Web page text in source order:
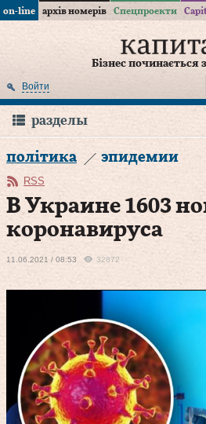
on-line архів номерів Спецпроекти
Бізнес починається
Войти
разделы
політика эпидемии
RSS
В Украине 1603
коронавируса
11.06.2021 / 08:53 32872